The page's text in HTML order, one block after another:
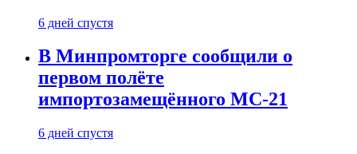
6 дней спустя
В Минпромторге сообщили о
первом полёте
импортозамещённого МС-21
6 дней спустя